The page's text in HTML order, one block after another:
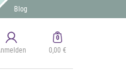
Blog
0
0,00 €